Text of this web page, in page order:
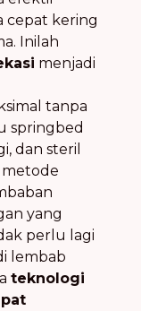
cepat kering
Inilah
menjadi
tanpa
springbed
dan steril
yang
perlu lagi
lembab
teknologi